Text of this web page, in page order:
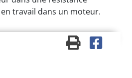
travail dans un moteur.